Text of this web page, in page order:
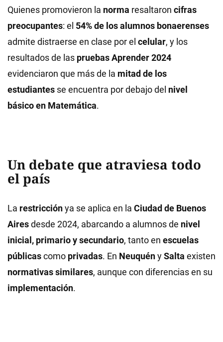
Quienes promovieron la norma resaltaron cifras
preocupantes: el 54% de los alumnos bonaerenses
admite distraerse en clase por el celular, y los
resultados de las pruebas Aprender 2024
evidenciaron que más de la mitad de los
estudiantes se encuentra por debajo del nivel
básico en Matemática.
Un debate que atraviesa todo
el país
La restricciónya se aplica en la Ciudad de Buenos
Airesdesde 2024, abarcando a alumnos de nivel
inicial, primario y secundario, tanto en escuelas
públicascomo privadas. En NeuquénySalta existen
normativas similares, aunque con diferencias en su
implementación.